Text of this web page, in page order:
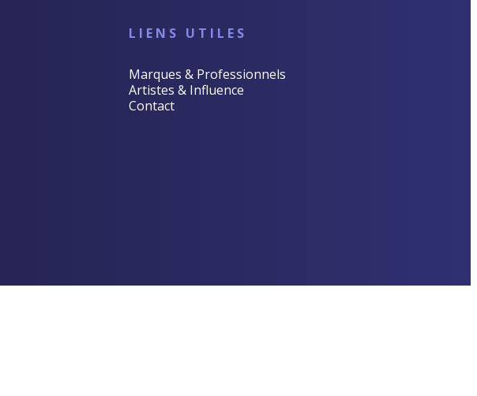
LIENS UTILES
Marques & Professionnels
Artistes & Influence
Contact